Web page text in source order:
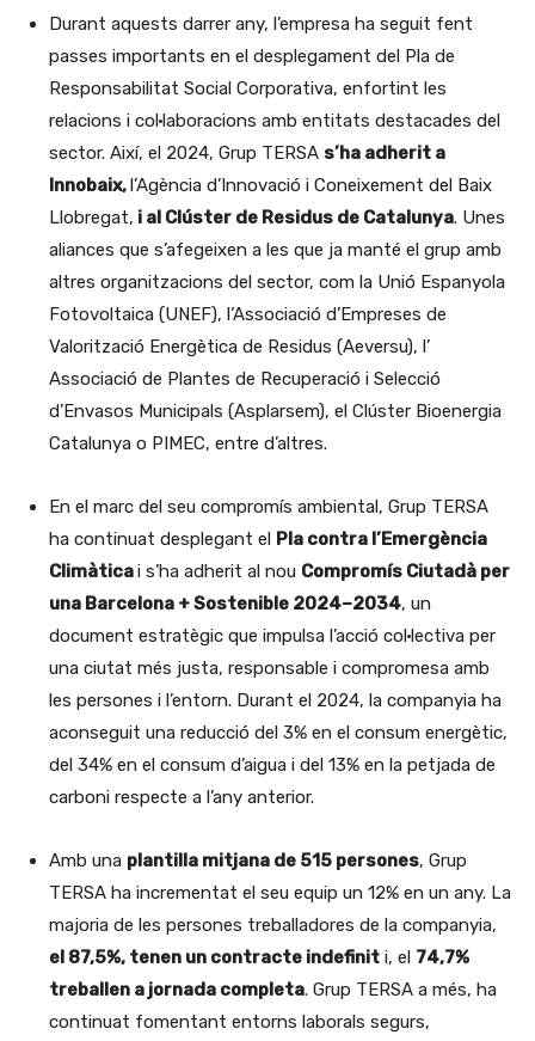
Durant aquests darrer any, l’empresa ha seguit fent
passes importants en el desplegament del Pla de
Responsabilitat Social Corporativa, enfortint les
relacions i col·laboracions amb entitats destacades del
sector. Així, el 2024, Grup TERSA s’ha adherit a
Innobaix,l’Agència d’Innovació i Coneixement del Baix
Llobregat, i al Clúster de Residus de Catalunya. Unes
aliances que s’afegeixen a les que ja manté el grup amb
altres organitzacions del sector, com la Unió Espanyola
Fotovoltaica (UNEF), l’Associació d’Empreses de
Valorització Energètica de Residus (Aeversu), l’
Associació de Plantes de Recuperació i Selecció
d’Envasos Municipals (Asplarsem), el Clúster Bioenergia
Catalunya o PIMEC, entre d’altres.
En el marc del seu compromís ambiental, Grup TERSA
ha continuat desplegant el Pla contra l’Emergència
Climàticai s’ha adherit al nou Compromís Ciutadà per
una Barcelona + Sostenible 2024–2034, un
document estratègic que impulsa l’acció col·lectiva per
una ciutat més justa, responsable i compromesa amb
les persones i l’entorn. Durant el 2024, la companyia ha
aconseguit una reducció del 3% en el consum energètic,
del 34% en el consum d’aigua i del 13% en la petjada de
carboni respecte a l’any anterior.
Amb una plantilla mitjana de 515 persones, Grup
TERSA ha incrementat el seu equip un 12% en un any. La
majoria de les persones treballadores de la companyia,
el 87,5%, tenen un contracte indefinit i, el 74,7%
treballen a jornada completa. Grup TERSA a més, ha
continuat fomentant entorns laborals segurs,